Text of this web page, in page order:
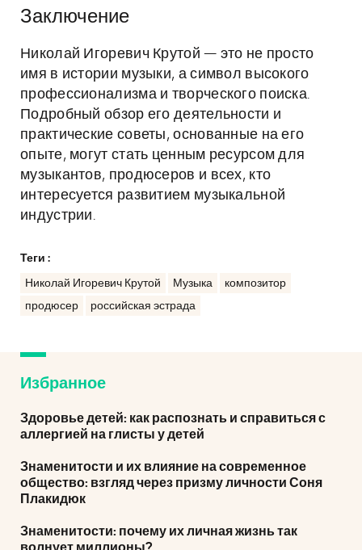
Заключение
Николай Игоревич Крутой — это не просто
имя в истории музыки, а символ высокого
профессионализма и творческого поиска.
Подробный обзор его деятельности и
практические советы, основанные на его
опыте, могут стать ценным ресурсом для
музыкантов, продюсеров и всех, кто
интересуется развитием музыкальной
индустрии.
Теги :
Николай Игоревич Крутой Музыка
композитор
продюсер
российская эстрада
Избранное
Здоровье детей: как распознать и справиться с
аллергией на глисты у детей
Знаменитости и их влияние на современное
общество: взгляд через призму личности Соня
Плакидюк
Знаменитости: почему их личная жизнь так